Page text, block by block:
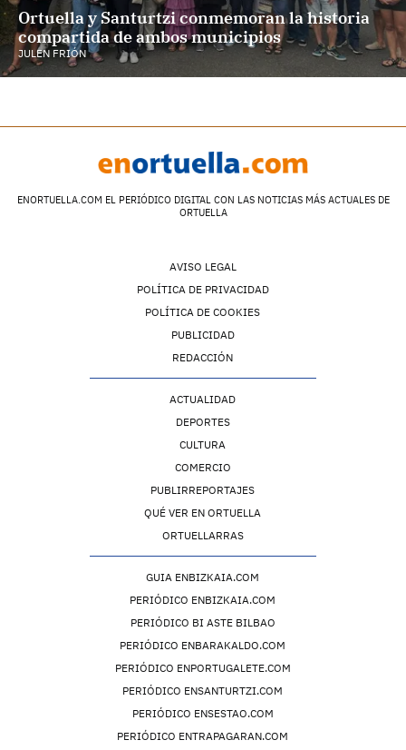
Ortuella y Santurtzi conmemoran la historia
compartida de ambos municipios
JULEN FRIÓN
ENORTUELLA.COM EL PERIÓDICO DIGITAL CON LAS NOTICIAS MÁS ACTUALES DE
ORTUELLA
AVISO LEGAL
POLÍTICA DE PRIVACIDAD
POLÍTICA DE COOKIES
PUBLICIDAD
REDACCIÓN
ACTUALIDAD
DEPORTES
CULTURA
COMERCIO
PUBLIRREPORTAJES
QUÉ VER EN ORTUELLA
ORTUELLARRAS
GUIA ENBIZKAIA.COM
PERIÓDICO ENBIZKAIA.COM
PERIÓDICO BI ASTE BILBAO
PERIÓDICO ENBARAKALDO.COM
PERIÓDICO ENPORTUGALETE.COM
PERIÓDICO ENSANTURTZI.COM
PERIÓDICO ENSESTAO.COM
PERIÓDICO ENTRAPAGARAN.COM